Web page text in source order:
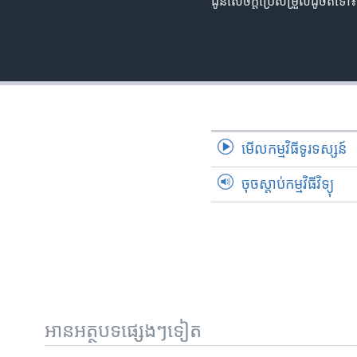
មើល​កម្មវិធី​ទូរទស្សន៍
ចុចស្តាប់កម្មវិធីវិទ្យុ
អានអត្ថបទផ្សេងៗទៀត